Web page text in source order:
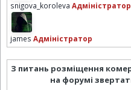
snigova_koroleva Адміністратор
james Адміністратор
З питань розміщення
на форумі